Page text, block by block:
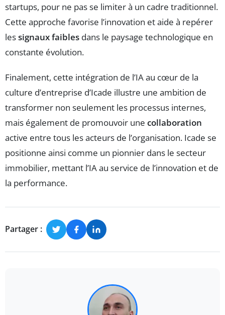
startups, pour ne pas se limiter à un cadre traditionnel.
Cette approche favorise l’innovation et aide à repérer
lessignaux faibles dans le paysage technologique en
constante évolution.
Finalement, cette intégration de l’IA au cœur de la
culture d’entreprise d’Icade illustre une ambition de
transformer non seulement les processus internes,
mais également de promouvoir une collaboration
active entre tous les acteurs de l’organisation. Icade se
positionne ainsi comme un pionnier dans le secteur
immobilier, mettant l’IA au service de l’innovation et de
la performance.
Partager :